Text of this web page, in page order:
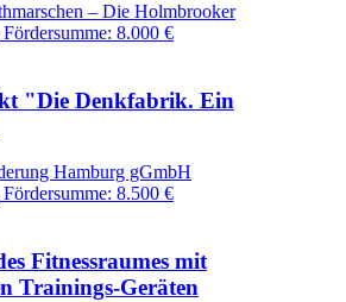
– Die Holmbrooker
Fördersumme: 8.000 €
"Die Denkfabrik. Ein
Hamburg gGmbH
Fördersumme: 8.500 €
Fitnessraumes mit
Trainings-Geräten